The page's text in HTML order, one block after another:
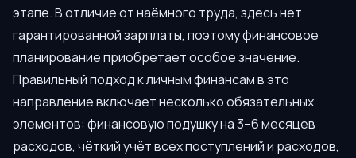
этапе. В отличие от наёмного труда, здесь нет
гарантированной зарплаты, поэтому финансовое
планирование приобретает особое значение.
Правильный подход к личным финансам в это
направление включает несколько обязательных
элементов: финансовую подушку на 3–6 месяцев
расходов, чёткий учёт всех поступлений и расходов,